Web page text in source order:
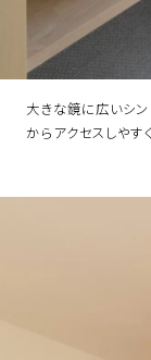
大きな鏡に広いシ
からアクセスしやす